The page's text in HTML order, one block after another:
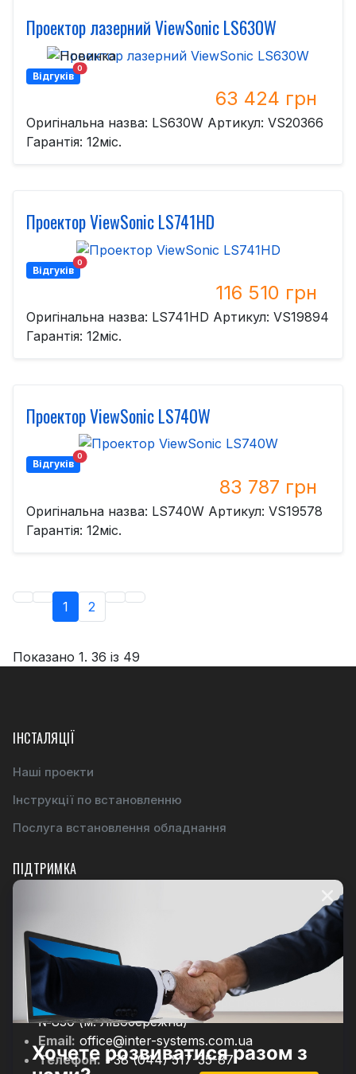
Проектор лазерний ViewSonic LS630W
Відгуків
0
63 424 грн
Оригінальна назва: LS630W Артикул: VS20366
Гарантія: 12міс.
Проектор ViewSonic LS741HD
Відгуків
0
116 510 грн
Оригінальна назва: LS741HD Артикул: VS19894
Гарантія: 12міс.
Проектор ViewSonic LS740W
Відгуків
0
83 787 грн
Оригінальна назва: LS740W Артикул: VS19578
Гарантія: 12міс.
1 2
Показано 1. 36 із 49
ІНСТАЛЯЦІЇ
Наші проекти
Інструкції по встановленню
Послуга встановлення обладнання
ПІДТРИМКА
Гарантійний сервіс
ЗВОРОТНІЙ ЗВЯЗОК
Адреса:
Київ ул.Євгена Сверстюка 19 офіс
№830 (м. Лівобережна)
Email: office@inter-systems.com.ua
Телефон: +38 (044) 517-35-87